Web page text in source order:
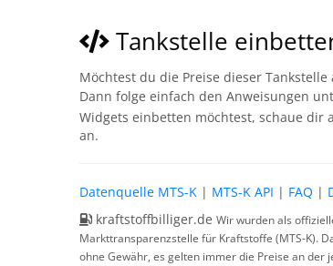
Tankstelle
Möchtest du die Preise dieser
Dann folge einfach den Anweisungen
Widgets einbetten möchtest, schaue dir
an.
Datenquelle MTS-K | MTS-K API | FAQ |
kraftstoffbilliger.de Wir wurden als
Markttransparenzstelle für Kraftstoffe (MTS-K).
ohne Gewähr, es gelten immer die Preise an der